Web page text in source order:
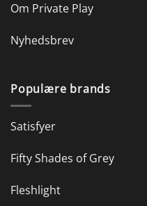
Om Private Play
Nyhedsbrev
Populære brands
Satisfyer
Fifty Shades of Grey
Fleshlight